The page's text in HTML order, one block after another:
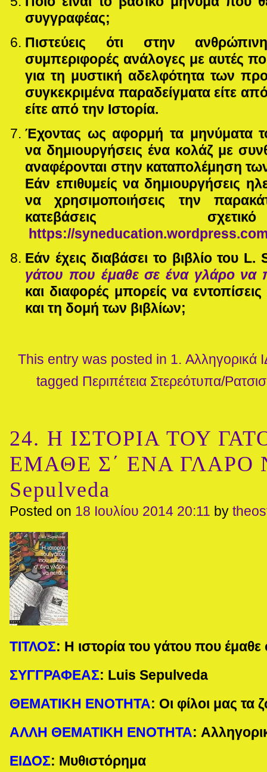
συγγραφέας;
Πιστεύεις ότι στην
συμπεριφορές ανάλογες με αυτές
για τη μυστική αδελφότητα των
συγκεκριμένα παραδείγματα είτε
είτε από την Ιστορία.
Έχοντας ως αφορμή τα μηνύματα
να δημιουργήσεις ένα κολάζ με
αναφέρονται στην καταπολέμηση
Εάν επιθυμείς να δημιουργήσεις
να χρησιμοποιήσεις την
κατεβάσεις
https://
Εάν έχεις διαβάσει το βιβλίο του L.
γάτου που έμαθε σε ένα γλάρο να
και διαφορές μπορείς να
και τη δομή των βιβλίων;
This entry was posted in 1. Αλληγορικά
tagged Περιπέτεια Στερεότυπα/
24. Η ΙΣΤΟΡΙΑ ΤΟΥ
ΕΜΑΘΕ Σ΄ ΕΝΑ ΓΛΑΡΟ
Sepulveda
Posted on 18 Ιουλίου 2014 20:11 by
ΤΙΤΛΟΣ: Η ιστορία του γάτου που
ΣΥΓΓΡΑΦΕΑΣ: LuisSepulveda
ΘΕΜΑΤΙΚΗ ΕΝΟΤΗΤΑ: Οι φίλοι μας τα
ΑΛΛΗ ΘΕΜΑΤΙΚΗ ΕΝΟΤΗΤΑ:
ΕΙΔΟΣ: Μυθιστόρημα